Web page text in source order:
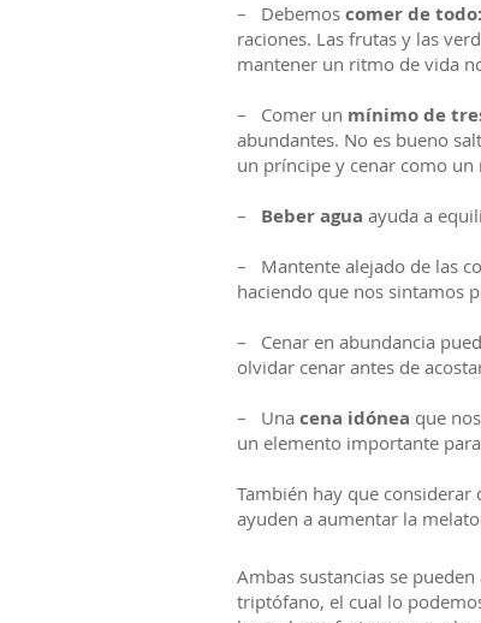
– Debemos comer de todo:
raciones. Las frutas y las
mantener un ritmo de vida
– Comer un mínimo de
abundantes. No es bueno
un príncipe y cenar como un
– Beber agua ayuda a
– Mantente alejado de las
haciendo que nos sintamos
– Cenar en abundancia
olvidar cenar antes de
– Una cena idónea que
un elemento importante
También hay que
ayuden a aumentar la
Ambas sustancias se
triptófano, el cual lo